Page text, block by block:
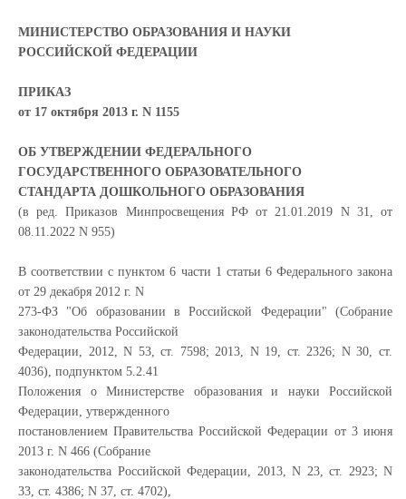
МИНИСТЕРСТВО ОБРАЗОВАНИЯ И НАУКИ
РОССИЙСКОЙ ФЕДЕРАЦИИ
ПРИКАЗ
от 17 октября 2013 г. N 1155
ОБ УТВЕРЖДЕНИИ ФЕДЕРАЛЬНОГО
ГОСУДАРСТВЕННОГО ОБРАЗОВАТЕЛЬНОГО
СТАНДАРТА ДОШКОЛЬНОГО ОБРАЗОВАНИЯ
(в ред. Приказов Минпросвещения РФ от 21.01.2019 N 31, от
08.11.2022 N 955)
В соответствии с пунктом 6 части 1 статьи 6 Федерального закона
от 29 декабря 2012 г. N
273-ФЗ "Об образовании в Российской Федерации" (Собрание
законодательства Российской
Федерации, 2012, N 53, ст. 7598; 2013, N 19, ст. 2326; N 30, ст.
4036), подпунктом 5.2.41
Положения о Министерстве образования и науки Российской
Федерации, утвержденного
постановлением Правительства Российской Федерации от 3 июня
2013 г. N 466 (Собрание
законодательства Российской Федерации, 2013, N 23, ст. 2923; N
33, ст. 4386; N 37, ст. 4702),